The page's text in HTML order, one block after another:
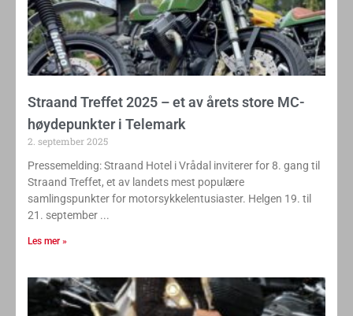
Straand Treffet 2025 – et av årets store MC-
høydepunkter i Telemark
2. september 2025
Pressemelding: Straand Hotel i Vrådal inviterer for 8. gang til
Straand Treffet, et av landets mest populære
samlingspunkter for motorsykkelentusiaster. Helgen 19. til
21. september
Les mer »